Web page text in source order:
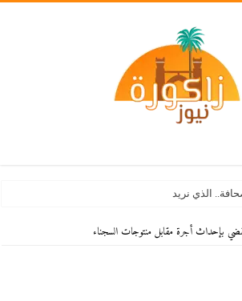
الذي نريد
بإحداث أجرة مقابل منتوجات السجناء